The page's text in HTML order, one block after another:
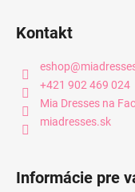
Kontakt
eshop@
+421 902 469 024
Mia Dresses na
miadresses.sk
Informácie pre